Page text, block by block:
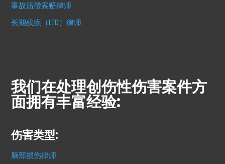
事故赔偿索赔律师
长期残疾（LTD）律师
我们在处理创伤性伤害案件方
面拥有丰富经验:
伤害类型:
脑部损伤律师